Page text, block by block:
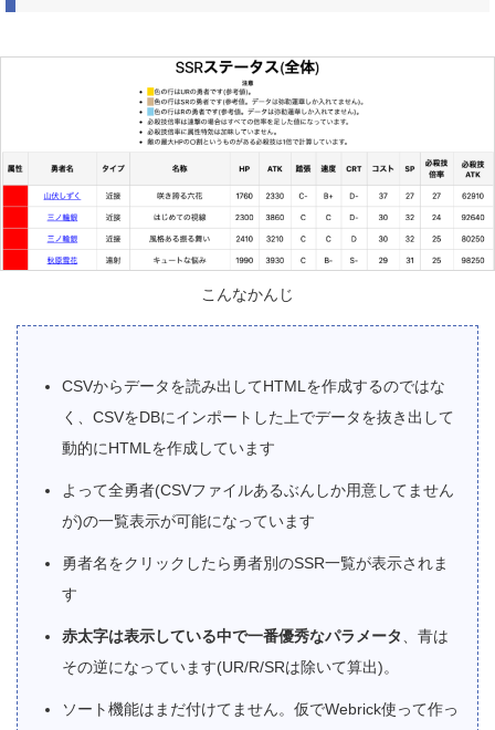
こんなかんじ
CSVからデータを読み出してHTMLを作成するのではな
く、CSVをDBにインポートした上でデータを抜き出して
動的にHTMLを作成しています
よって全勇者(CSVファイルあるぶんしか用意してません
が)の一覧表示が可能になっています
勇者名をクリックしたら勇者別のSSR一覧が表示されま
す
赤太字は表示している中で一番優秀なパラメータ
、青は
その逆になっています(UR/R/SRは除いて算出)。
ソート機能はまだ付けてません。仮でWebrick使って作っ